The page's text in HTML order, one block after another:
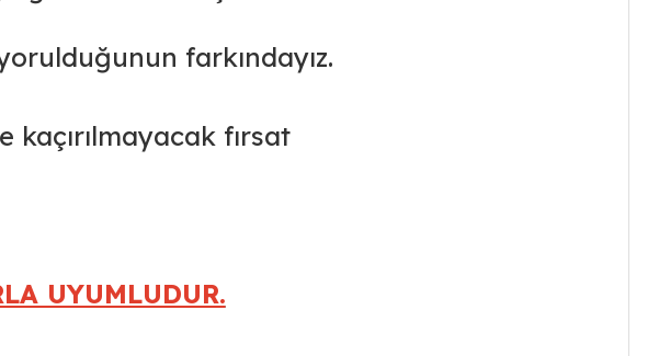
farkındayız.
kaçırılmayacak fırsat
UYUMLUDUR.